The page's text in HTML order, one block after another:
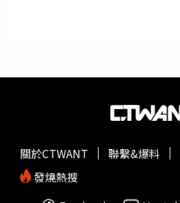
關於CTWANT 聯繫&爆料
發燒熱搜